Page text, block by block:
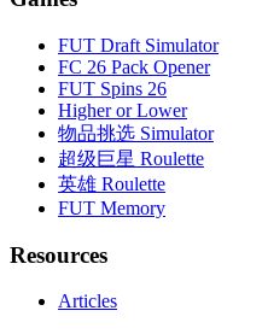
FUT Draft Simulator
FC 26 Pack Opener
FUT Spins 26
Higher or Lower
物品挑选 Simulator
超级巨星 Roulette
英雄 Roulette
FUT Memory
Resources
Articles